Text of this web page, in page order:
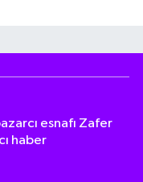
esnafı Zafer
haber